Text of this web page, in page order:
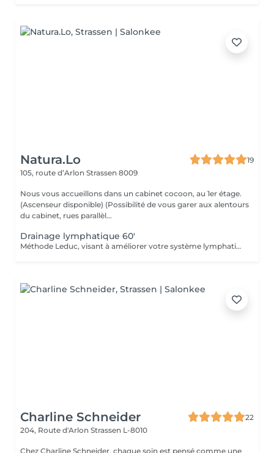
Natura.Lo
19
105, route d’Arlon Strassen 8009
Nous vous accueillons dans un cabinet cocoon, au 1er étage.
(Ascenseur disponible) (Possibilité de vous garer aux alentours
du cabinet, rues parallèl...
Drainage lymphatique 60'
Méthode Leduc, visant à améliorer votre système lymphatique. Afin d'améliorer votre système circulatoire, relaxant, détoxifiant, stimule votre système immunitaire, agit contre la rétention d'eau (oedèmes, bras et jambes). Type de massage doux (Si vous avez eu un examen Doppler, demandez conseil à votre médecin avant ce type de massage) Chèque cadeau disponible (Montant de votre choix, celui-ci est à indiquer lors de votre demande)
Charline Schneider
22
204, Route d'Arlon Strassen L-8010
Chez Charline Schneider, chaque soin est pensé comme une